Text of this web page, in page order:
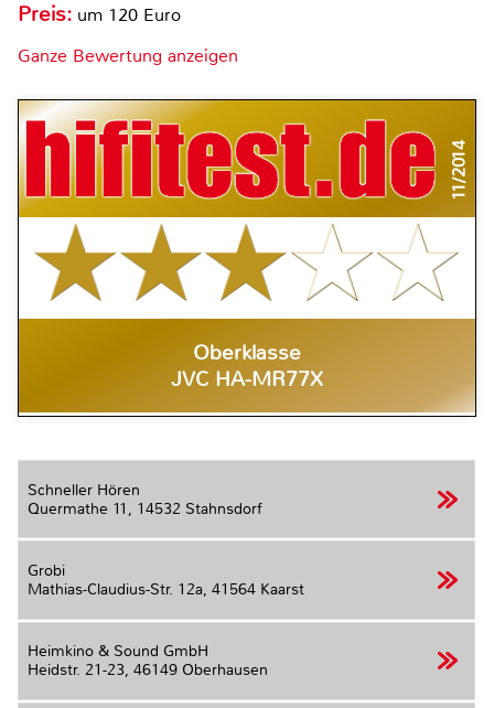
Preis: um 120 Euro
Ganze Bewertung anzeigen
11/2014
Oberklasse
JVC HA-MR77X
Schneller Hören
Quermathe 11, 14532 Stahnsdorf
Grobi
Mathias-Claudius-Str. 12a, 41564 Kaarst
Heimkino & Sound GmbH
Heidstr. 21-23, 46149 Oberhausen